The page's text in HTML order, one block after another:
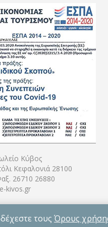
Κύβος
Κεφαλονιά 28100
26710 26880
kivos.gr
τους Όρους